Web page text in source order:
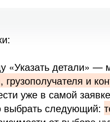
«Указать детали» —
грузополучателя и
уже в самой
выбрать следующий: